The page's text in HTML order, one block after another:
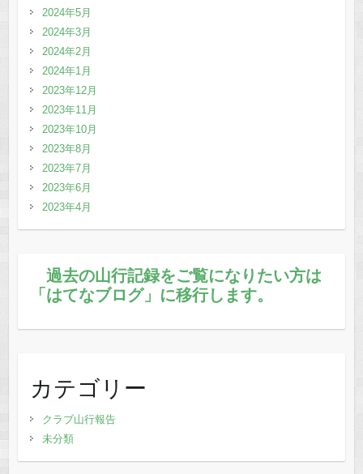
2024年5月
2024年3月
2024年2月
2024年1月
2023年12月
2023年11月
2023年10月
2023年8月
2023年7月
2023年6月
2023年4月
過去の山行記録をご覧になりたい方は
「はてなブログ」に移行します。
カテゴリー
クラブ山行報告
未分類